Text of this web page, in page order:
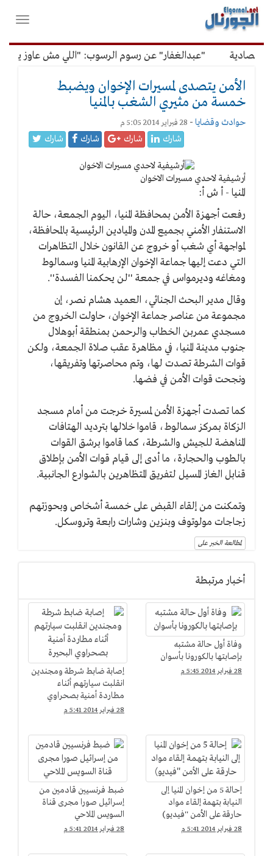
القائمة
الرئيسية
فتح
"عبدالغفار" عن رسوم الرسوب: "اللي مش عاوز يتعلم
الأمن يتصدى لمسيرات الإخوان ويضبط
خمسة من مثيري الشغب بالمنيا
حوادث وقضايا - 28 فبراير 2014 5:05 م
شارك شارك شارك شارك
أرشيفية لاحدي مسيرات الاخوان
المنيا - أ ش أ:
رفعت أجهزة الأمن بمحافظة المنيا، اليوم الجمعة، حالة
الاستنفار الأمني بجميع المدن والميادين الرئيسية بالمحافظة،
لمواجهة أي شغب أو خروج عن القانون خلال التظاهرات
التي دعت إليها جماعة الإخوان الإرهابية المنيا وسمالوط
ومغاغه وديرمواس في جمعة ''لن يحكمنا الفسدة''.
وقال مدير البحث الجنائي، العميد هشام نصر، إن
مجموعة من عناصر جماعة الإخوان، حاولت الخروج من
مسجدي عمربن الخطاب والرحمن بمنطقة أبوهلال
جنوب مدينة المنيا، في مظاهرة عقب صلاة الجمعة، ولكن
قوات الشرطة تصدت لها، وتم محاصرتها وتفريقها،
ونجحت قوات الأمن في فضها.
كما تصدت أجهزة الأمن لمسيرة خرجت من أمام مسجد
الزكاة بمركز سمالوط، قاموا خلالها بترديد الهتافات
المناهضة للجيش والشرطة، كما قاموا برشق القوات
بالطوب والحجارة، ما أدى إلى قيام قوات الأمن بإطلاق
قنابل الغاز المسيل لتفريق المتظاهرين بالشوارع الجانبية.
وتمكنت من إلقاء القبض على خمسة أشخاص وبحوزتهم
زجاجات مولوتوف وبنزين وشارات رابعة وتروسكل.
لمطالعة الخبر على
أخبار مرتبطة
وفاة أول حالة مشتبه
بإصابتها بالكورونا بأسوان
28 فبراير 2014 5:45 م
إصابة ضابط شرطة ومجندين
انقلبت سيارتهم أثناء
مطاردة أمنية بصحراوي
البحيرة
28 فبراير 2014 5:41 م
إحالة 5 من إخوان المنيا إلى
النيابة بتهمة إلقاء مواد
حارقة على الأمن ''فيديو)
28 فبراير 2014 5:41 م
ضبط فرنسيين قادمين من
إسرائيل صورا مجرى قناة
السويس الملاحي
28 فبراير 2014 5:41 م